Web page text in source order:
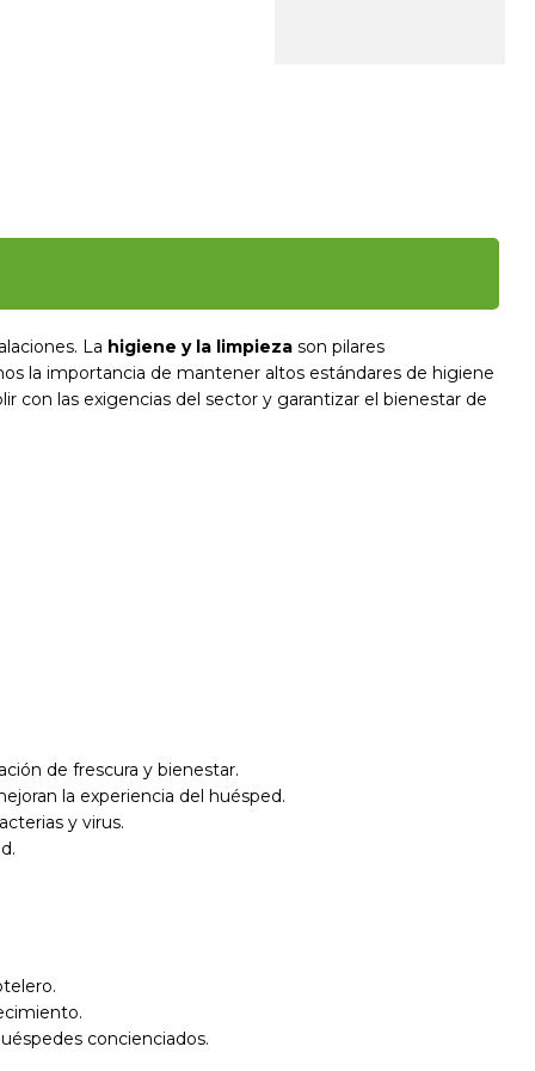
La higiene y la limpieza son pilares
la importancia de mantener altos estándares de higiene
con las exigencias del sector y garantizar el bienestar de
de frescura y bienestar.
la experiencia del huésped.
y virus.
concienciados.